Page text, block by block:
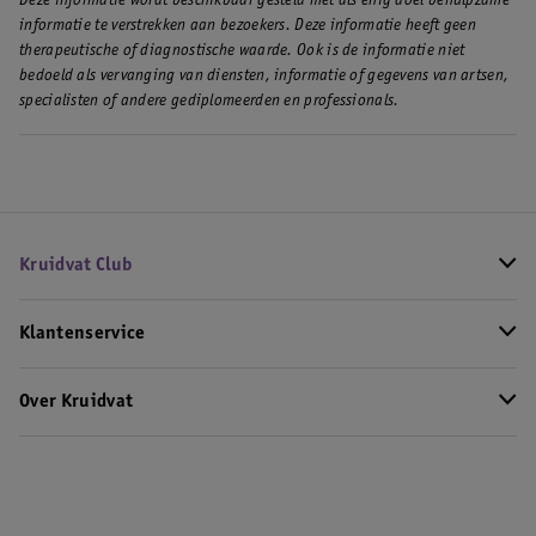
• Gebruik de juiste haarborstel
• Verdeel je haar in secties
• Werk van voor naar achter
informatie te verstrekken aan bezoekers. Deze informatie heeft geen
therapeutische of diagnostische waarde. Ook is de informatie niet
bedoeld als vervanging van diensten, informatie of gegevens van artsen,
specialisten of andere gediplomeerden en professionals.
Kruidvat Club
Klantenservice
Over Kruidvat